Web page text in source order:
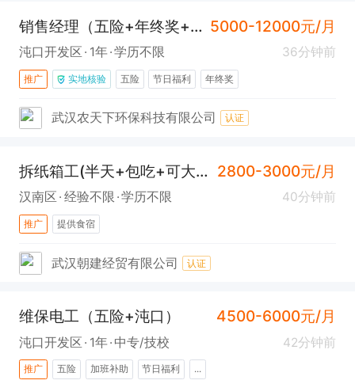
销售经理（五险+年终奖+提成高） 5000-12000元/月
沌口开发区 1年 学历不限 36分钟前
推广 实地核验 五险 节日福利 年终奖
武汉农天下环保科技有限公司 认证
拆纸箱工(半天+包吃+可大龄+汉南) 2800-3000元/月
汉南区 经验不限 学历不限 40分钟前
推广 提供食宿
武汉朝建经贸有限公司 认证
维保电工（五险+沌口） 4500-6000元/月
沌口开发区 1年 中专/技校 42分钟前
推广 五险 加班补助 节日福利 ...